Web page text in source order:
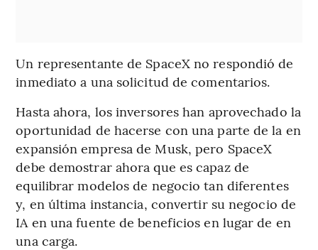
Un representante de SpaceX no respondió de
inmediato a una solicitud de comentarios.
Hasta ahora, los inversores han aprovechado la
oportunidad de hacerse con una parte de la en
expansión empresa de Musk, pero SpaceX
debe demostrar ahora que es capaz de
equilibrar modelos de negocio tan diferentes
y, en última instancia, convertir su negocio de
IA en una fuente de beneficios en lugar de en
una carga.